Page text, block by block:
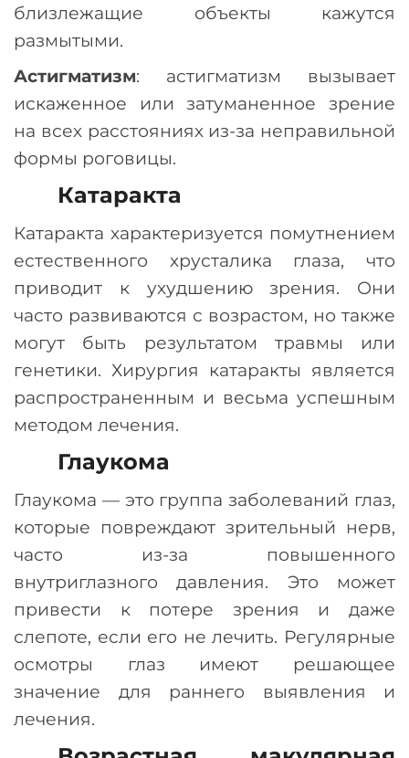
близлежащие объекты кажутся
размытыми.
Астигматизм: астигматизм вызывает
искаженное или затуманенное зрение
на всех расстояниях из-за неправильной
формы роговицы.
Катаракта
Катаракта характеризуется помутнением
естественного хрусталика глаза, что
приводит к ухудшению зрения. Они
часто развиваются с возрастом, но также
могут быть результатом травмы или
генетики. Хирургия катаракты является
распространенным и весьма успешным
методом лечения.
Глаукома
Глаукома —это группа заболеваний глаз,
которые повреждают зрительный нерв,
часто из-за повышенного
внутриглазного давления. Это может
привести к потере зрения и даже
слепоте, если его не лечить. Регулярные
осмотры глаз имеют решающее
значение для раннего выявления и
лечения.